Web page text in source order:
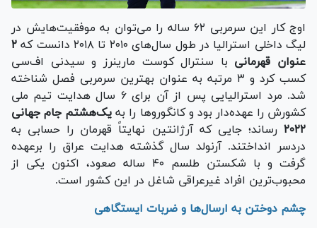
اوج کار این سرمربی ۶۲ ساله را می‌توان به موفقیت‌هایش در
لیگ داخلی استرالیا در طول سال‌های ۲۰۱۰ تا ۲۰۱۸ دانست که
۲
عنوان قهرمانی با سنترال کوست مارینرز و سیدنی اف‌سی
کسب کرد و ۳ مرتبه به عنوان بهترین سرمربی فصل شناخته
شد. مرد استرالیایی پس از آن برای ۶ سال هدایت تیم ملی
کشورش را عهده‌دار بود و کانگورو‌ها را به یک‌هشتم جام جهانی
۲۰۲۲ رساند؛ جایی که آرژانتین نهایتاً قهرمان را حسابی به
دردسر انداختند. آرنولد سال گذشته هدایت عراق را برعهده
گرفت و با شکستن طلسم ۴۰ ساله صعود، اکنون یکی از
محبوب‌ترین افراد غیرعراقی شاغل در این کشور است.
چشم دوختن به ارسال‌ها و ضربات ایستگاهی